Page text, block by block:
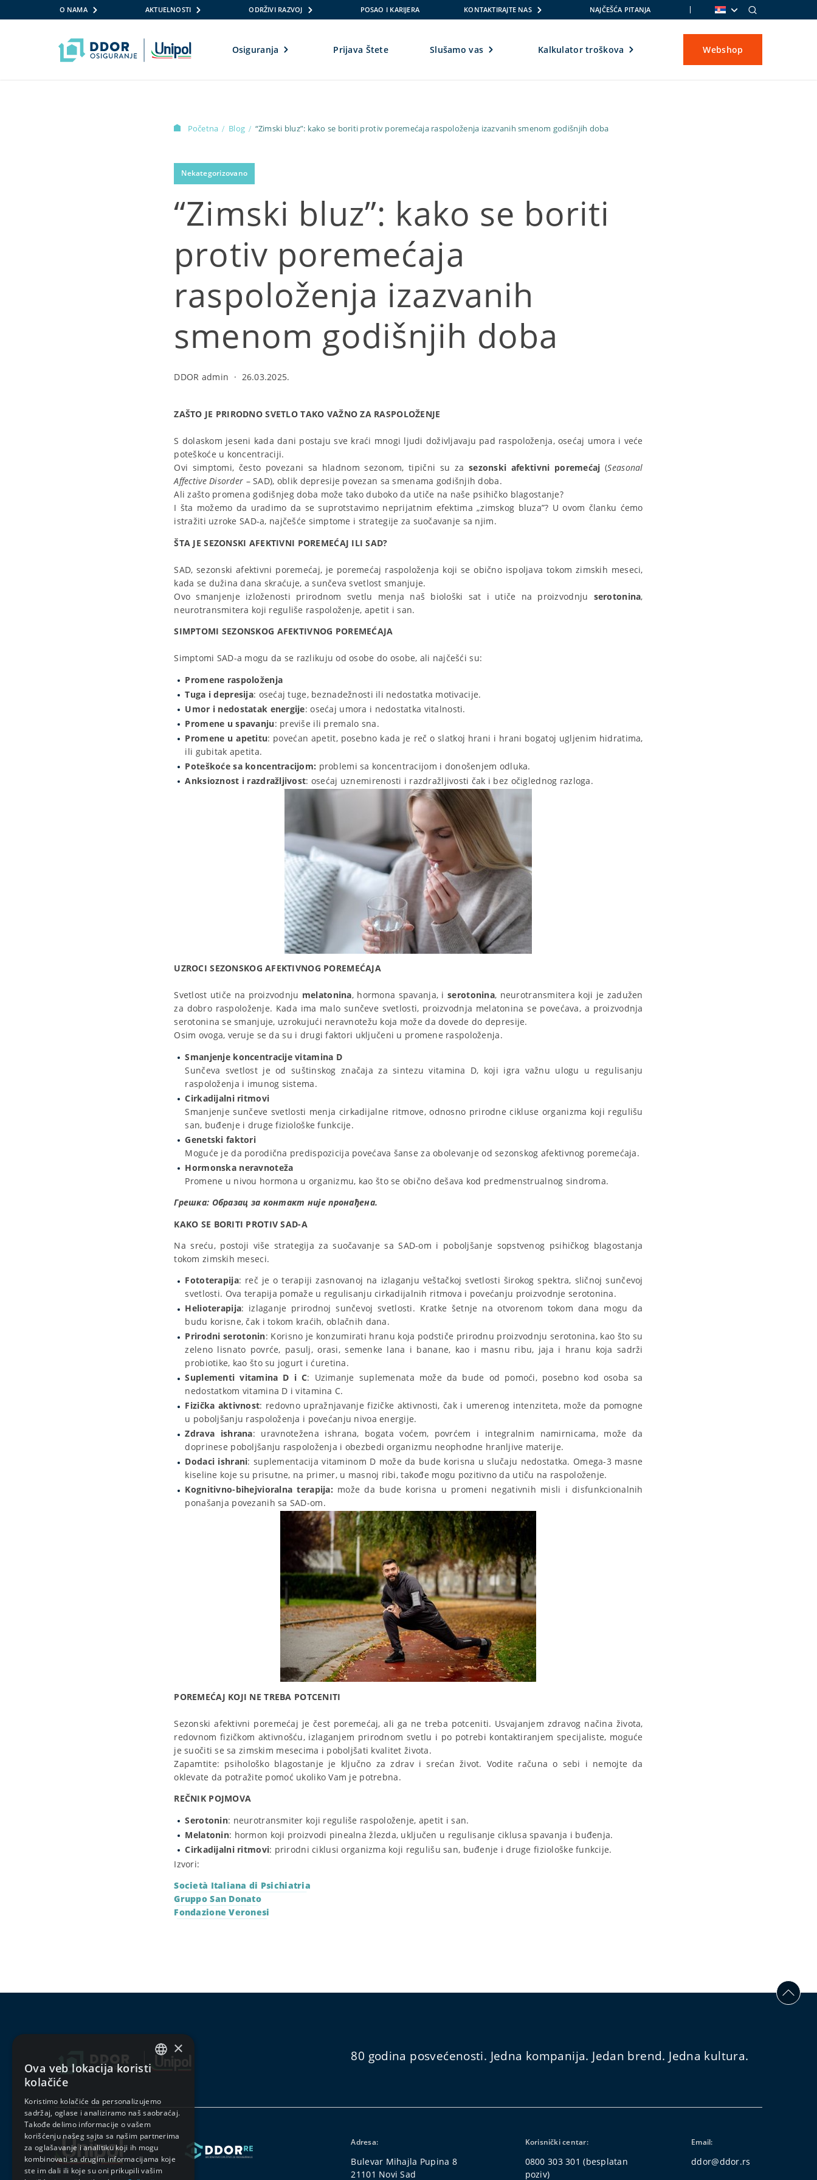
O NAMA AKTUELNOSTI ODRŽIVI RAZVOJ POSAO I KARIJERA KONTAKTIRAJTE NAS NAJČEŠĆA PITANJA
Osiguranja Prijava Štete Slušamo vas Kalkulator troškova Webshop
Početna / Blog / “Zimski bluz”: kako se boriti protiv poremećaja raspoloženja izazvanih smenom godišnjih doba
Nekategorizovano
“Zimski bluz”: kako se boriti
protiv poremećaja
raspoloženja izazvanih
smenom godišnjih doba
DDOR admin · 26.03.2025.
ZAŠTO JE PRIRODNO SVETLO TAKO VAŽNO ZA RASPOLOŽENJE
S dolaskom jeseni kada dani postaju sve kraći mnogi ljudi doživljavaju pad raspoloženja, osećaj umora i veće
poteškoće u koncentraciji.
Ovi simptomi, često povezani sa hladnom sezonom, tipični su za sezonski afektivni poremećaj (Seasonal
Affective Disorder – SAD), oblik depresije povezan sa smenama godišnjih doba.
Ali zašto promena godišnjeg doba može tako duboko da utiče na naše psihičko blagostanje?
I šta možemo da uradimo da se suprotstavimo neprijatnim efektima „zimskog bluza”? U ovom članku ćemo
istražiti uzroke SAD-a, najčešće simptome i strategije za suočavanje sa njim.
ŠTA JE SEZONSKI AFEKTIVNI POREMEĆAJ ILI SAD?
SAD, sezonski afektivni poremećaj, je poremećaj raspoloženja koji se obično ispoljava tokom zimskih meseci,
kada se dužina dana skraćuje, a sunčeva svetlost smanjuje.
Ovo smanjenje izloženosti prirodnom svetlu menja naš biološki sat i utiče na proizvodnju serotonina,
neurotransmitera koji reguliše raspoloženje, apetit i san.
SIMPTOMI SEZONSKOG AFEKTIVNOG POREMEĆAJA
Simptomi SAD-a mogu da se razlikuju od osobe do osobe, ali najčešći su:
Promene raspoloženja
Tuga i depresija: osećaj tuge, beznadežnosti ili nedostatka motivacije.
Umor i nedostatak energije: osećaj umora i nedostatka vitalnosti.
Promene u spavanju: previše ili premalo sna.
Promene u apetitu: povećan apetit, posebno kada je reč o slatkoj hrani i hrani bogatoj ugljenim hidratima,
ili gubitak apetita.
Poteškoće sa koncentracijom: problemi sa koncentracijom i donošenjem odluka.
Anksioznost i razdražljivost: osećaj uznemirenosti i razdražljivosti čak i bez očiglednog razloga.
UZROCI SEZONSKOG AFEKTIVNOG POREMEĆAJA
Svetlost utiče na proizvodnju melatonina, hormona spavanja, iserotonina, neurotransmitera koji je zadužen
za dobro raspoloženje. Kada ima malo sunčeve svetlosti, proizvodnja melatonina se povećava, a proizvodnja
serotonina se smanjuje, uzrokujući neravnotežu koja može da dovede do depresije.
Osim ovoga, veruje se da su i drugi faktori uključeni u promene raspoloženja.
Smanjenje koncentracije vitamina D
Sunčeva svetlost je od suštinskog značaja za sintezu vitamina D, koji igra važnu ulogu u regulisanju
raspoloženja i imunog sistema.
Cirkadijalni ritmovi
Smanjenje sunčeve svetlosti menja cirkadijalne ritmove, odnosno prirodne cikluse organizma koji regulišu
san, buđenje i druge fiziološke funkcije.
Genetski faktori
Moguće je da porodična predispozicija povećava šanse za obolevanje od sezonskog afektivnog poremećaja.
Hormonska neravnoteža
Promene u nivou hormona u organizmu, kao što se obično dešava kod predmenstrualnog sindroma.
Грешка: Образац за контакт није пронађена.
KAKO SE BORITI PROTIV SAD-A
Na sreću, postoji više strategija za suočavanje sa SAD-om i poboljšanje sopstvenog psihičkog blagostanja
tokom zimskih meseci.
Fototerapija: reč je o terapiji zasnovanoj na izlaganju veštačkoj svetlosti širokog spektra, sličnoj sunčevoj
svetlosti. Ova terapija pomaže u regulisanju cirkadijalnih ritmova i povećanju proizvodnje serotonina.
Helioterapija: izlaganje prirodnoj sunčevoj svetlosti. Kratke šetnje na otvorenom tokom dana mogu da
budu korisne, čak i tokom kraćih, oblačnih dana.
Prirodni serotonin: Korisno je konzumirati hranu koja podstiče prirodnu proizvodnju serotonina, kao što su
zeleno lisnato povrće, pasulj, orasi, semenke lana i banane, kao i masnu ribu, jaja i hranu koja sadrži
probiotike, kao što su jogurt i ćuretina.
Suplementi vitamina D i C: Uzimanje suplemenata može da bude od pomoći, posebno kod osoba sa
nedostatkom vitamina D i vitamina C.
Fizička aktivnost: redovno upražnjavanje fizičke aktivnosti, čak i umerenog intenziteta, može da pomogne
u poboljšanju raspoloženja i povećanju nivoa energije.
Zdrava ishrana: uravnotežena ishrana, bogata voćem, povrćem i integralnim namirnicama, može da
doprinese poboljšanju raspoloženja i obezbedi organizmu neophodne hranljive materije.
Dodaci ishrani: suplementacija vitaminom D može da bude korisna u slučaju nedostatka. Omega-3 masne
kiseline koje su prisutne, na primer, u masnoj ribi, takođe mogu pozitivno da utiču na raspoloženje.
Kognitivno-bihejvioralna terapija: može da bude korisna u promeni negativnih misli i disfunkcionalnih
ponašanja povezanih sa SAD-om.
POREMEĆAJ KOJI NE TREBA POTCENITI
Sezonski afektivni poremećaj je čest poremećaj, ali ga ne treba potceniti. Usvajanjem zdravog načina života,
redovnom fizičkom aktivnošću, izlaganjem prirodnom svetlu i po potrebi kontaktiranjem specijaliste, moguće
je suočiti se sa zimskim mesecima i poboljšati kvalitet života.
Zapamtite: psihološko blagostanje je ključno za zdrav i srećan život. Vodite računa o sebi i nemojte da
oklevate da potražite pomoć ukoliko Vam je potrebna.
REČNIK POJMOVA
Serotonin: neurotransmiter koji reguliše raspoloženje, apetit i san.
Melatonin: hormon koji proizvodi pinealna žlezda, uključen u regulisanje ciklusa spavanja i buđenja.
Cirkadijalni ritmovi: prirodni ciklusi organizma koji regulišu san, buđenje i druge fiziološke funkcije.
Izvori:
Società Italiana di Psichiatria
Gruppo San Donato
Fondazione Veronesi
80 godina posvećenosti. Jedna kompanija. Jedan brend. Jedna kultura.
Adresa:
Bulevar Mihajla Pupina 8
21101 Novi Sad
Korisnički centar:
0800 303 301 (besplatan
poziv)
Email:
ddor@ddor.rs
SERBIAN
×
Ova veb lokacija koristi
kolačiće
Koristimo kolačiće da personalizujemo
sadržaj, oglase i analiziramo naš saobraćaj.
Takođe delimo informacije o vašem
korišćenju našeg sajta sa našim partnerima
za oglašavanje i analitiku koji ih mogu
kombinovati sa drugim informacijama koje
ste im dali ili koje su oni prikupili vašim